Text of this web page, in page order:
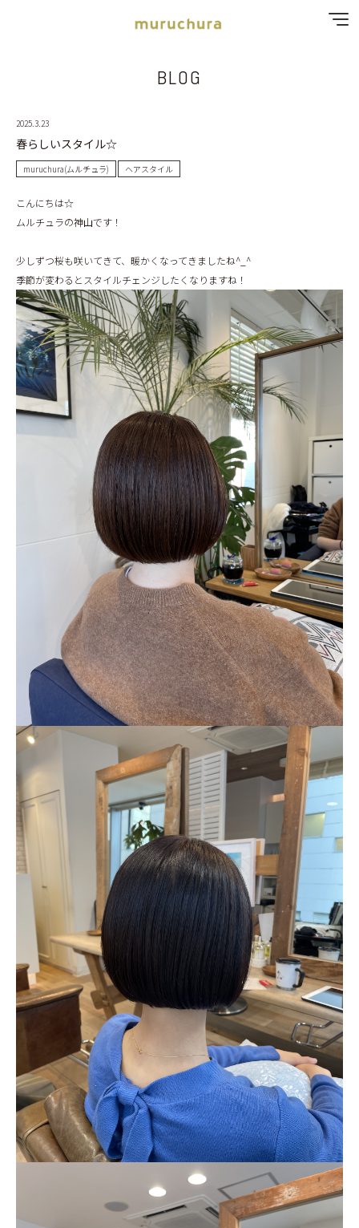
MENU
SHOP & STAFF
COUPON
RECRUIT
BLOG
ONLINE STORE
BLOG
2025.3.23
春らしいスタイル☆
muruchura(ムルチュラ) ヘアスタイル
こんにちは☆
ムルチュラの神山です！
少しずつ桜も咲いてきて、暖かくなってきましたね^_^
季節が変わるとスタイルチェンジしたくなりますね！